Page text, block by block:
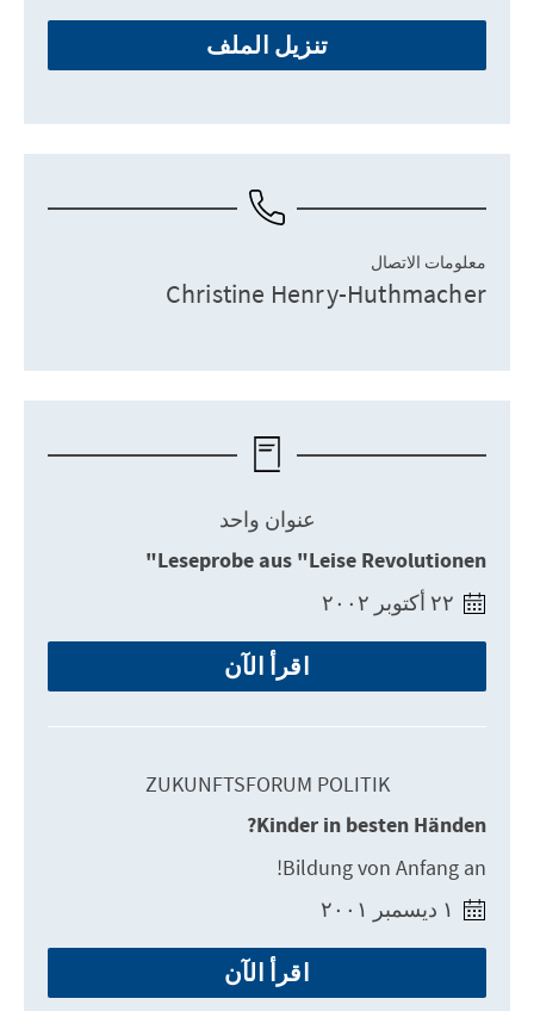
تنزيل الملف
معلومات الاتصال
Christine Henry-Huthmacher
عنوان واحد
Leseprobe aus "Leise Revolutionen"
اقرأ الآن
ZUKUNFTSFORUM POLITIK
Kinder in besten Händen?
Bildung von Anfang an!
اقرأ الآن